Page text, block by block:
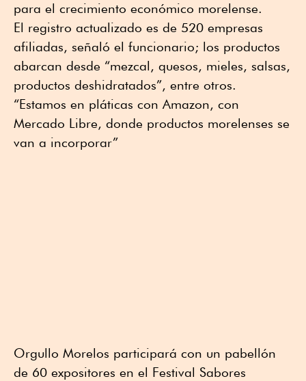
para el crecimiento económico morelense.
El registro actualizado es de 520 empresas
afiliadas, señaló el funcionario; los productos
abarcan desde “mezcal, quesos, mieles, salsas,
productos deshidratados”, entre otros.
“Estamos en pláticas con Amazon, con
Mercado Libre, donde productos morelenses se
van a incorporar”
Orgullo Morelos participará con un pabellón
de 60 expositores en el Festival Sabores